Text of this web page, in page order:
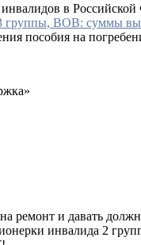
в Российской
группы, ВОВ: суммы
пособия на
ремонт и давать
инвалида 2